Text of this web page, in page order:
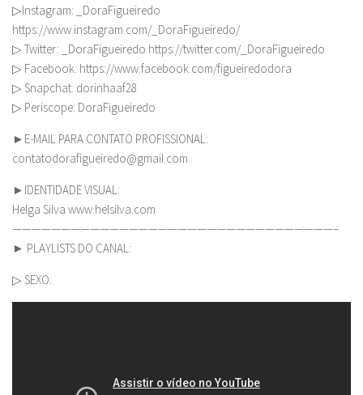
▷Instagram: _DoraFigueiredo
https://www.instagram.com/_DoraFigueiredo/
▷ Twitter: _DoraFigueiredo https://twitter.com/_DoraFigueiredo
▷ Facebook: https://www.facebook.com/figueiredodora
▷ Snapchat: dorinhaaf28
▷ Periscope: DoraFigueiredo
►E-MAIL PARA CONTATO PROFISSIONAL:
contatodorafigueiredo@gmail.com
►IDENTIDADE VISUAL:
Helga Silva www.helsilva.com
—————————————————————————————————–
► PLAYLISTS DO CANAL:
▷ SEXO: